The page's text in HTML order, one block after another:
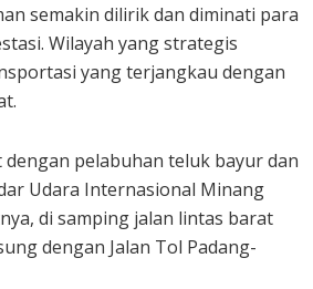
semakin dilirik dan diminati para
Wilayah yang strategis
yang terjangkau dengan
pelabuhan teluk bayur dan
Udara Internasional Minang
di samping jalan lintas barat
dengan Jalan Tol Padang-